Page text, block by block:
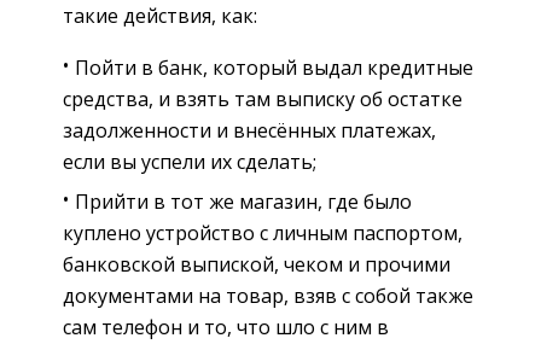
такие действия, как:
Пойти в банк, который выдал кредитные
средства, и взять там выписку об остатке
задолженности и внесённых платежах,
если вы успели их сделать;
Прийти в тот же магазин, где было
куплено устройство с личным паспортом,
банковской выпиской, чеком и прочими
документами на товар, взяв с собой также
сам телефон и то, что шло с ним в